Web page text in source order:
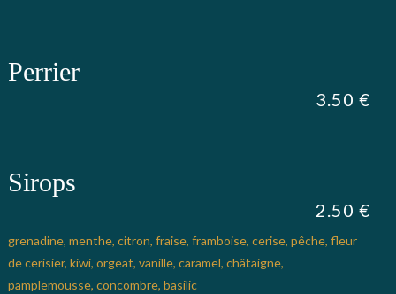
Perrier
3.50 €
Sirops
2.50 €
grenadine, menthe, citron, fraise, framboise, cerise, pêche, fleur
de cerisier, kiwi, orgeat, vanille, caramel, châtaigne,
pamplemousse, concombre, basilic